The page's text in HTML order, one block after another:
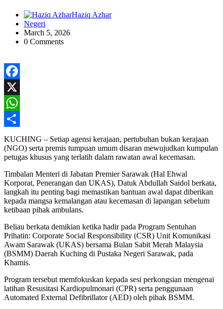
Haziq Azhar
Negeri
March 5, 2026
0 Comments
Facebook
X
WhatsApp
Share
KUCHING – Setiap agensi kerajaan, pertubuhan bukan kerajaan
(NGO) serta premis tumpuan umum disaran mewujudkan kumpulan
petugas khusus yang terlatih dalam rawatan awal kecemasan.
Timbalan Menteri di Jabatan Premier Sarawak (Hal Ehwal
Korporat, Penerangan dan UKAS), Datuk Abdullah Saidol berkata,
langkah itu penting bagi memastikan bantuan awal dapat diberikan
kepada mangsa kemalangan atau kecemasan di lapangan sebelum
ketibaan pihak ambulans.
Beliau berkata demikian ketika hadir pada Program Sentuhan
Prihatin: Corporate Social Responsibility (CSR) Unit Komunikasi
Awam Sarawak (UKAS) bersama Bulan Sabit Merah Malaysia
(BSMM) Daerah Kuching di Pustaka Negeri Sarawak, pada
Khamis.
Program tersebut memfokuskan kepada sesi perkongsian mengenai
latihan Resusitasi Kardiopulmonari (CPR) serta penggunaan
Automated External Defibrillator (AED) oleh pihak BSMM.